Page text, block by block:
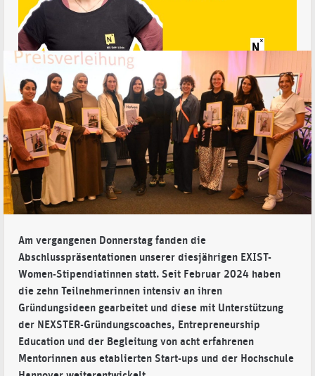
Am vergangenen Donnerstag fanden die
Abschlusspräsentationen unserer diesjährigen EXIST-
Women-Stipendiatinnen statt. Seit Februar 2024 haben
die zehn Teilnehmerinnen intensiv an ihren
Gründungsideen gearbeitet und diese mit Unterstützung
der NEXSTER-Gründungscoaches, Entrepreneurship
Education und der Begleitung von acht erfahrenen
Mentorinnen aus etablierten Start-ups und der Hochschule